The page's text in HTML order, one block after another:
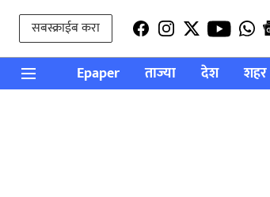
सबस्क्राईब करा
Epaper ताज्या देश शहर